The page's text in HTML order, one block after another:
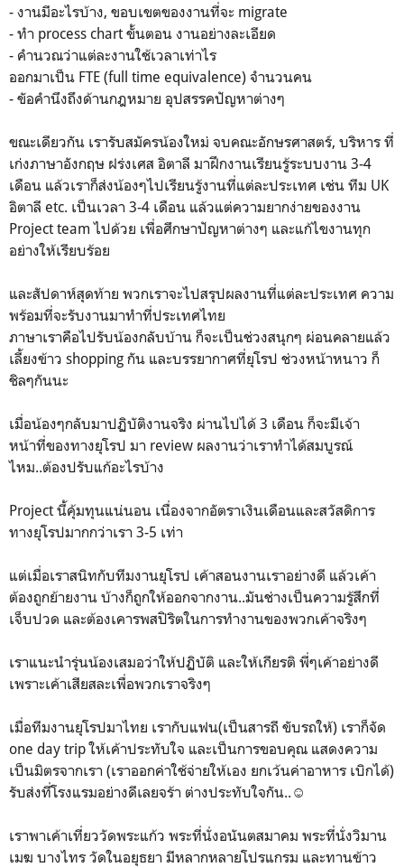
- งานมีอะไรบ้าง, ขอบเขตของงานที่จะ migrate
- ทำ process chart ขั้นตอน งานอย่างละเอียด
- คำนวณว่าแต่ละงานใช้เวลาเท่าไร
ออกมาเป็น FTE (full time equivalence) จำนวนคน
- ขัอคำนึงถึงด้านกฎหมาย อุปสรรคปัญหาต่างๆ
ขณะเดียวกัน เรารับสมัครน้องใหม่ จบคณะอักษรศาสตร์, บริหาร ที่
เก่งภาษาอังกฤษ ฝร่งเศส อิตาลี มาฝึกงานเรียนรู้ระบบงาน 3-4
เดือน แล้วเราก็ส่งน้องๆไปเรียนรู้งานที่แต่ละประเทศ เช่น ทีม UK
อิตาลี etc. เป็นเวลา 3-4 เดือน แล้วแต่ความยากง่ายของงาน
Project team ไปด้วย เพื่อศึกษาปัญหาต่างๆ และแก้ไขงานทุก
อย่างให้เรียบร้อย
และสัปดาห์สุดท้าย พวกเราจะไปสรุปผลงานที่แต่ละประเทศ ความ
พร้อมที่จะรับงานมาทำที่ประเทศไทย
ภาษาเราคือไปรับน้องกลับบ้าน ก็จะเป็นช่วงสนุกๆ ผ่อนคลายแล้ว
เลี้ยงข้าว shopping กัน และบรรยากาศที่ยุโรป ช่วงหน้าหนาว ก็
ชิลๆกันนะ
เมื่อน้องๆกลับมาปฏิบัติงานจริง ผ่านไปได้ 3 เดือน ก็จะมีเจ้า
หน้าที่ของทางยุโรป มา review ผลงานว่าเราทำได้สมบูรณ์
ไหม..ต้องปรับแก้อะไรบ้าง
Project นี้คุ้มทุนแน่นอน เนื่องจากอัตราเงินเดือนและสวัสดิการ
ทางยุโรปมากกว่าเรา 3-5 เท่า
แต่เมื่อเราสนิทกับทีมงานยุโรป เค้าสอนงานเราอย่างดี แล้วเค้า
ต้องถูกย้ายงาน บ้างก็ถูกให้ออกจากงาน..มันช่างเป็นความรู้สึกที่
เจ็บปวด และต้องเคารพสปิริตในการทำงานของพวกเค้าจริงๆ
เราแนะนำรุ่นน้องเสมอว่าให้ปฏิบัติ และให้เกียรติ พี่ๆเค้าอย่างดี
เพราะเค้าเสียสละเพื่อพวกเราจริงๆ
เมื่อทีมงานยุโรปมาไทย เรากับแฟน(เป็นสารถี ขับรถให้) เราก็จัด
one day trip ให้เค้าประทับใจ และเป็นการขอบคุณ แสดงความ
เป็นมิตรจากเรา (เราออกค่าใช้จ่ายให้เอง ยกเว้นค่าอาหาร เบิกได้)
รับส่งที่โรงแรมอย่างดีเลยจร้า ต่างประทับใจกัน..☺
เราพาเค้าเที่ยววัดพระแก้ว พระที่นั่งอนันตสมาคม พระที่นั่งวิมาน
เมฆ บางไทร วัดในอยุธยา มีหลากหลายโปรแกรม และทานข้าว